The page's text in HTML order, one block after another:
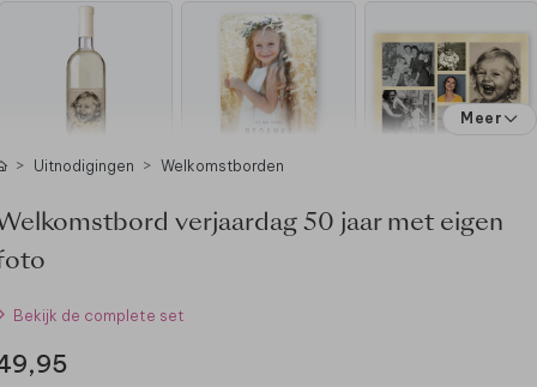
Meer
Uitnodigingen Welkomstborden
verjaardag 50 jaar met eigen
Bekijk de complete set